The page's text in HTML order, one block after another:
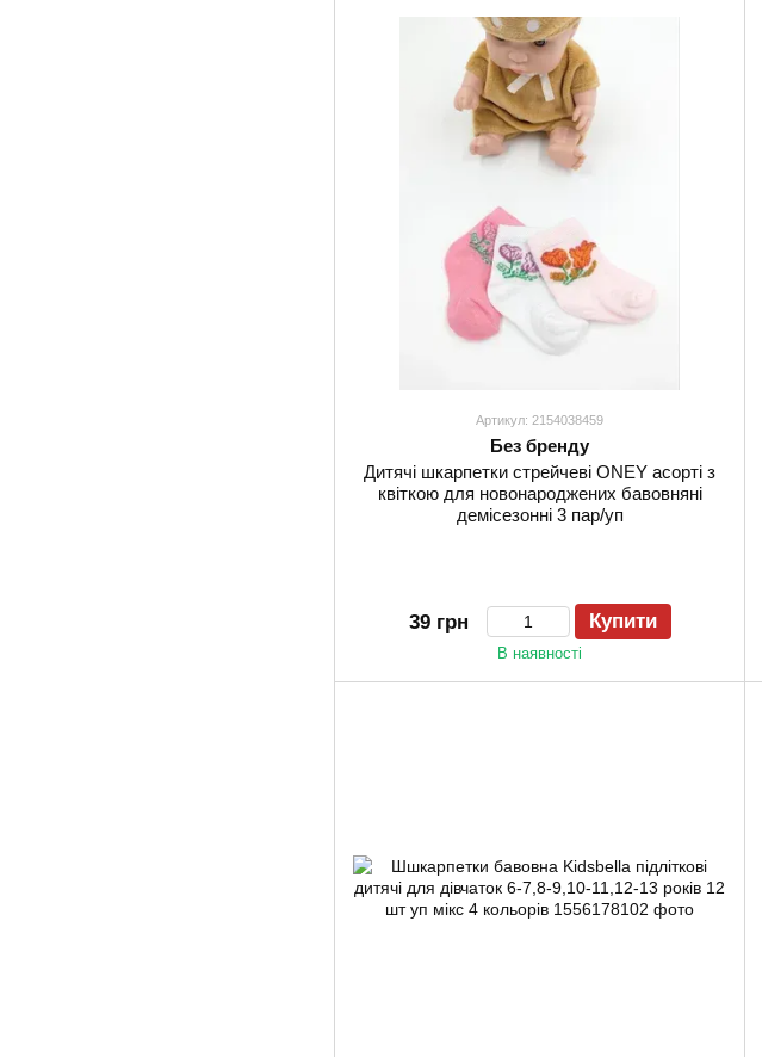
Артикул: 2154038459
Без бренду
Дитячі шкарпетки стрейчеві ONEY асорті з
квіткою для новонароджених бавовняні
демісезонні 3 пар/уп
39 грн Купити
В наявності